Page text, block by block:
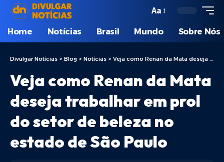
Aa
Home Notícias Brasil Mundo Sobre Nós
Divulgar Notícias > Blog > Notícias > Veja como Renan da Mata deseja trabalhar em prol do setor de beleza no estado de São Paulo
Veja como Renan da Mata
deseja trabalhar em prol
do setor de beleza no
estado de São Paulo